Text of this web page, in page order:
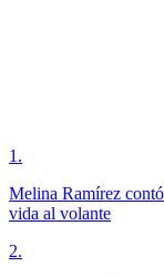
1 .
Melina Ramírez
vida al volante
2.